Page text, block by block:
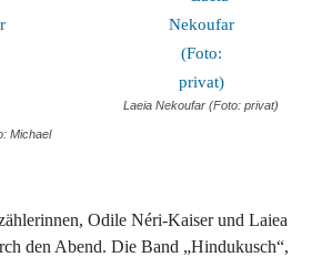
Michael
Laeia Nekoufar (Foto: privat)
Odile Néri-Kaiser und Laiea
den Abend. Die Band „Hindukusch“,